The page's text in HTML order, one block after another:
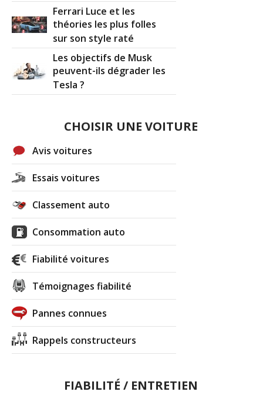
Ferrari Luce et les
théories les plus folles
sur son style raté
Les objectifs de Musk
peuvent-ils dégrader les
Tesla ?
CHOISIR UNE VOITURE
Avis voitures
Essais voitures
Classement auto
Consommation auto
Fiabilité voitures
Témoignages fiabilité
Pannes connues
Rappels constructeurs
FIABILITÉ / ENTRETIEN